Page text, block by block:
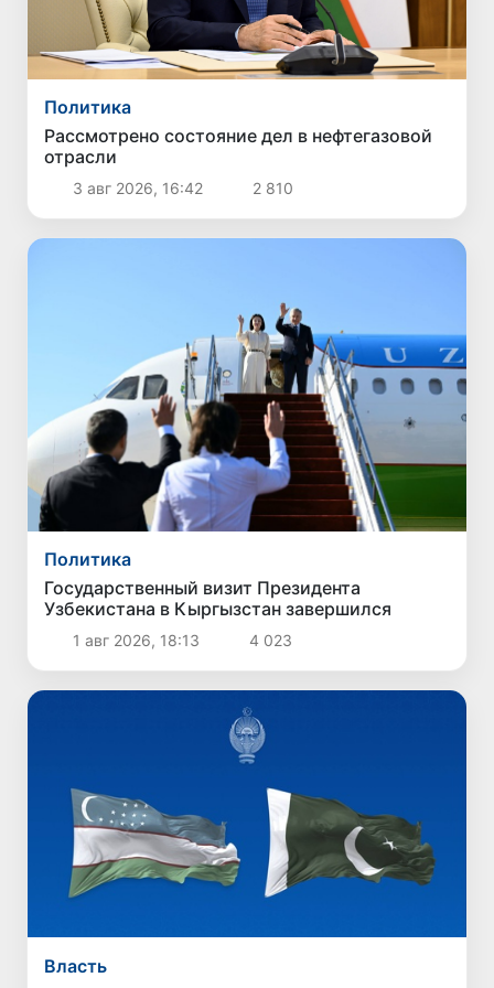
Политика
Рассмотрено состояние дел в нефтегазовой
отрасли
3 авг 2026, 16:42 2 810
Политика
Государственный визит Президента
Узбекистана в Кыргызстан завершился
1 авг 2026, 18:13 4 023
Власть